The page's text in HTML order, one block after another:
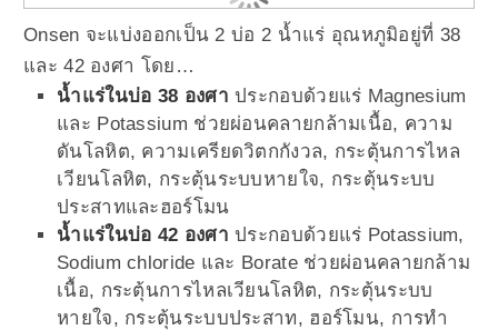
Onsen จะแบ่งออกเป็น 2 บ่อ 2 นํ้าแร่ อุณหภูมิอยู่ที่ 38
และ 42 องศา โดย…
นํ้าแร่ในบ่อ 38 องศา ประกอบด้วยแร่ Magnesium
และ Potassium ช่วยผ่อนคลายกล้ามเนื้อ, ความ
ดันโลหิต, ความเครียดวิตกกังวล, กระตุ้นการไหล
เวียนโลหิต, กระตุ้นระบบหายใจ, กระตุ้นระบบ
ประสาทและฮอร์โมน
นํ้าแร่ในบ่อ 42 องศา ประกอบด้วยแร่ Potassium,
Sodium chloride และ Borate ช่วยผ่อนคลายกล้าม
เนื้อ, กระตุ้นการไหลเวียนโลหิต, กระตุ้นระบบ
หายใจ, กระตุ้นระบบประสาท, ฮอร์โมน, การทํา